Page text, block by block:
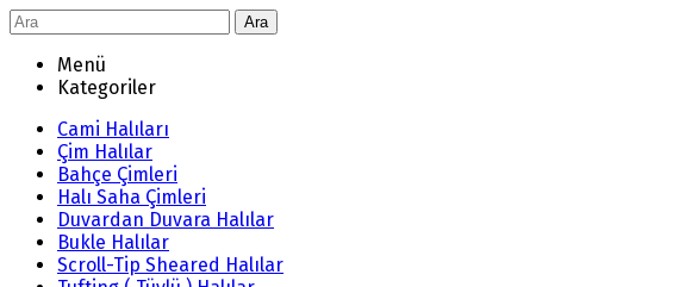
Ara
Menü
Kategoriler
Cami Halıları
Çim Halılar
Bahçe Çimleri
Halı Saha Çimleri
Duvardan Duvara Halılar
Bukle Halılar
Scroll-Tip Sheared Halılar